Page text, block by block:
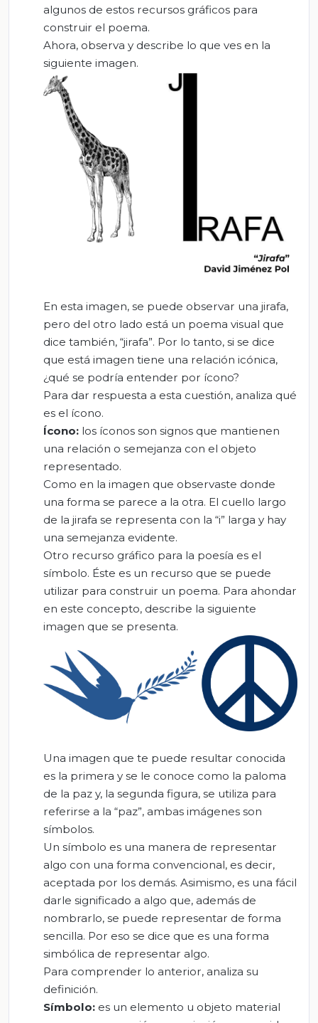
algunos de estos recursos gráficos para
construir el poema.
Ahora, observa y describe lo que ves en la
siguiente imagen.
En esta imagen, se puede observar una jirafa,
pero del otro lado está un poema visual que
dice también, “jirafa”. Por lo tanto, si se dice
que está imagen tiene una relación icónica,
¿qué se podría entender por ícono?
Para dar respuesta a esta cuestión, analiza qué
es el ícono.
Ícono: los íconos son signos que mantienen
una relación o semejanza con el objeto
representado.
Como en la imagen que observaste donde
una forma se parece a la otra. El cuello largo
de la jirafa se representa con la “i” larga y hay
una semejanza evidente.
Otro recurso gráfico para la poesía es el
símbolo. Éste es un recurso que se puede
utilizar para construir un poema. Para ahondar
en este concepto, describe la siguiente
imagen que se presenta.
Una imagen que te puede resultar conocida
es la primera y se le conoce como la paloma
de la paz y, la segunda figura, se utiliza para
referirse a la “paz”, ambas imágenes son
símbolos.
Un símbolo es una manera de representar
algo con una forma convencional, es decir,
aceptada por los demás. Asimismo, es una fácil
darle significado a algo que, además de
nombrarlo, se puede representar de forma
sencilla. Por eso se dice que es una forma
simbólica de representar algo.
Para comprender lo anterior, analiza su
definición.
Símbolo: es un elemento u objeto material